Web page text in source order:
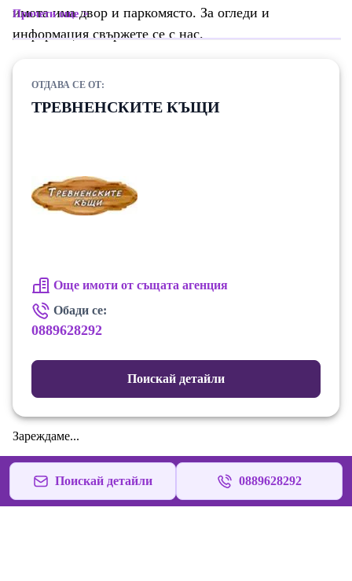
имота има двор и паркомясто. За огледи и
информация свържете се с нас.
Прочети още
ОТДАВА СЕ ОТ:
ТРЕВНЕНСКИТЕ КЪЩИ
Още имоти от същата агенция
Обади се:
0889628292
Поискай детайли
Зареждаме...
Поискай детайли 0889628292